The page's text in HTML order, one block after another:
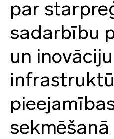
par
sadarbību
un inovāciju
sekmēšanā